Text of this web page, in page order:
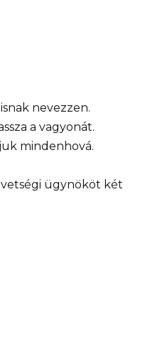
nevezzen.
a vagyonát.
mindenhová.
ügynököt két